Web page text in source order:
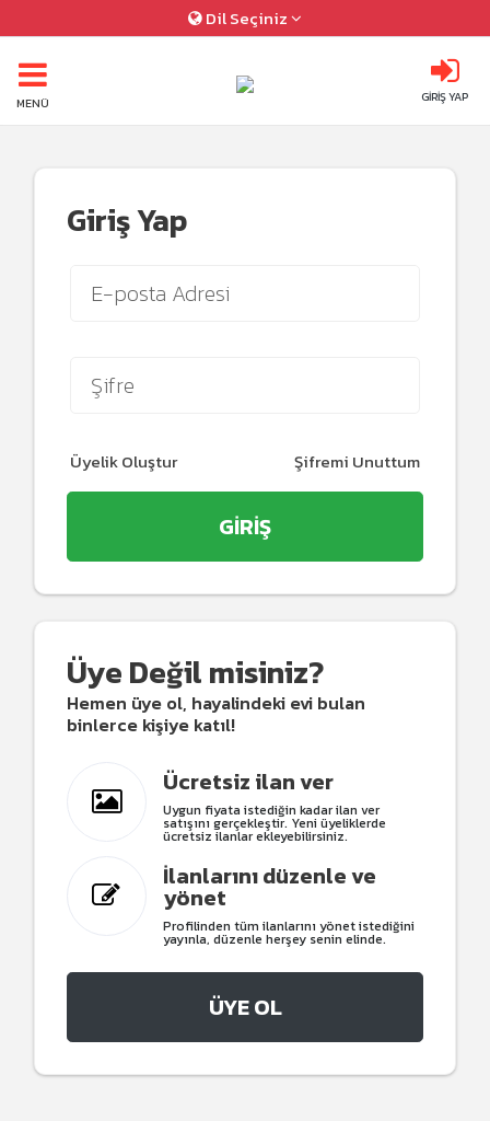
Dil Seçiniz
MENÜ GİRİŞ YAP
Giriş Yap
Üyelik Oluştur Şifremi Unuttum
GİRİŞ
Üye Değil misiniz?
Hemen üye ol, hayalindeki evi bulan
binlerce kişiye katıl!
Ücretsiz ilan ver
Uygun fiyata istediğin kadar ilan ver
satışını gerçekleştir. Yeni üyeliklerde
ücretsiz ilanlar ekleyebilirsiniz.
İlanlarını düzenle ve
yönet
Profilinden tüm ilanlarını yönet istediğini
yayınla, düzenle herşey senin elinde.
ÜYE OL